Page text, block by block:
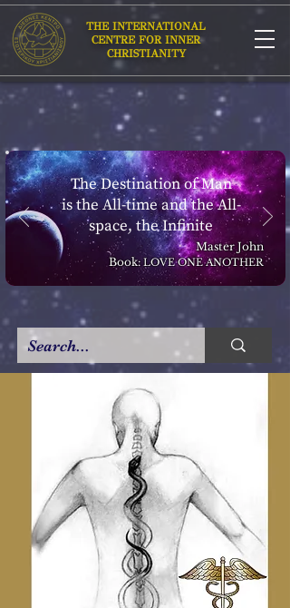
THE INTERNATIONAL
CENTRE FOR INNER
CHRISTIANITY
The Destination of Man
is the All-time and the All-
space, the Infinite
Master John
Book: LOVE ONE ANOTHER